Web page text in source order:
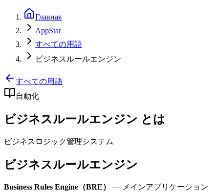
Главная
AppStar
すべての用語
ビジネスルールエンジン
すべての用語
自動化
ビジネスルールエンジン とは
ビジネスロジック管理システム
ビジネスルールエンジン
Business Rules Engine（BRE）
— メインアプリケーション